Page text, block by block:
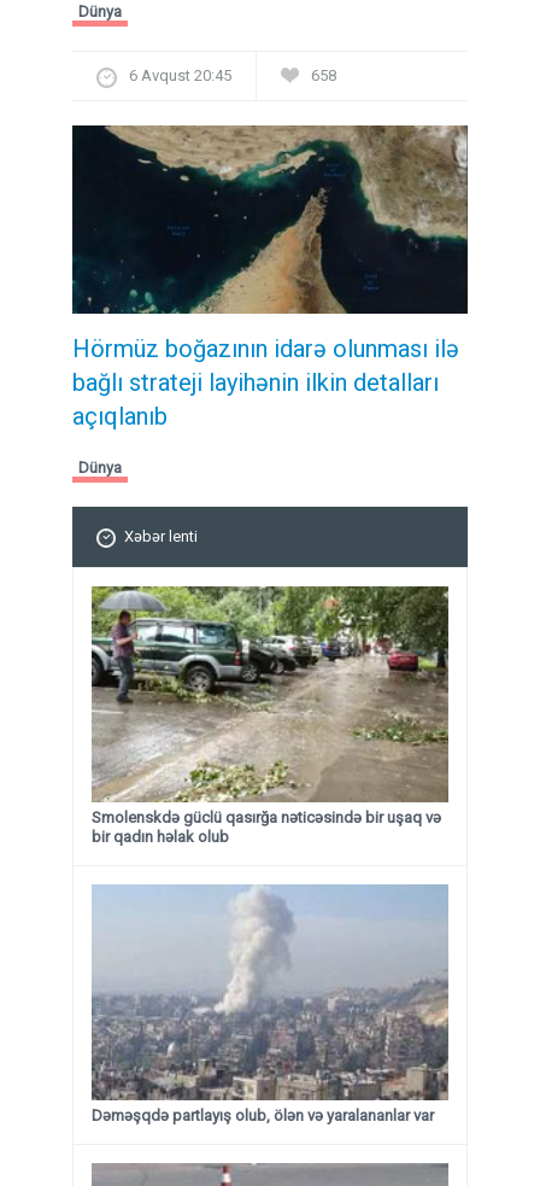
Dünya
6 Avqust 20:45 658
Hörmüz boğazının idarə olunması ilə
bağlı strateji layihənin ilkin detalları
açıqlanıb
Dünya
Xəbər lenti
Smolenskdə güclü qasırğa nəticəsində bir uşaq və
bir qadın həlak olub
Dəməşqdə partlayış olub, ölən və yaralananlar var